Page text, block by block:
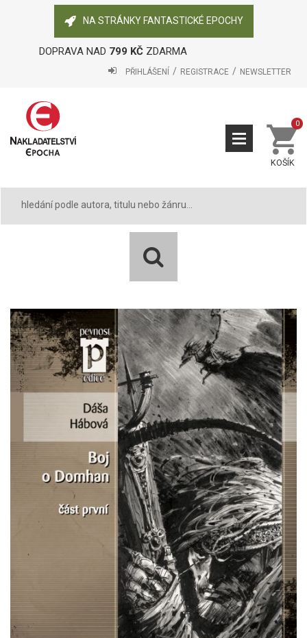
NA STRÁNKY FANTASTICKÉ EPOCHY
DOPRAVA NAD 799 KČZDARMA
PŘIHLÁŠENÍ REGISTRACE NEWSLETTER
KOŠÍK
0